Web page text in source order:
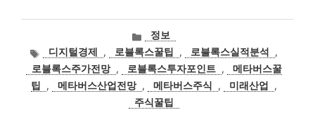
카
테
고
리
정보
태
그
디지털경제 , 로블록스꿀팁 , 로블록스실적분석
,
로블록스주가전망 , 로블록스투자포인트 ,
메타버스꿀
팁
, 메타버스산업전망 , 메타버스주식 , 미래산업
,
주식꿀팁